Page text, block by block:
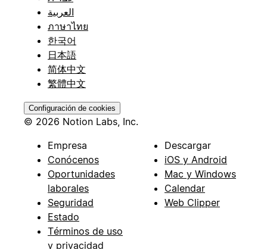
العربية
ภาษาไทย
한국어
日本語
简体中文
繁體中文
Configuración de cookies
© 2026 Notion Labs, Inc.
Empresa
Conócenos
Oportunidades
laborales
Seguridad
Estado
Términos de uso
y privacidad
Descargar
iOS y Android
Mac y Windows
Calendar
Web Clipper